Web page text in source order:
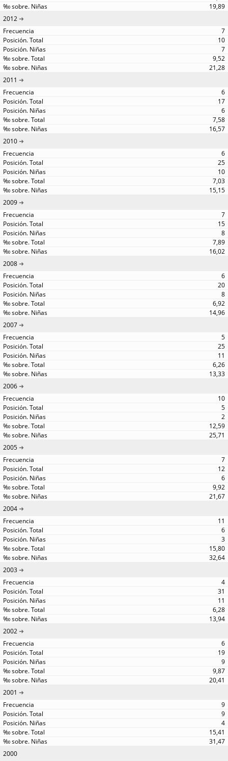
19,89
2012
7
10
7
9,52
21,28
2011
6
17
6
7,58
16,57
2010
6
25
10
7,03
15,15
2009
7
15
8
7,89
16,02
2008
6
20
8
6,92
14,96
2007
5
25
11
6,26
13,33
2006
10
5
2
12,59
25,71
2005
7
12
6
9,92
21,67
2004
11
6
3
15,80
32,64
2003
4
31
11
6,28
13,94
2002
6
19
9
9,87
20,41
2001
9
9
4
15,41
31,47
2000